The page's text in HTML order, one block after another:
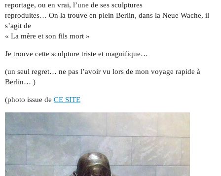
reportage, ou en vrai, l’une de ses sculptures
reproduites… On la trouve en plein Berlin, dans la Neue Wache, il
s’agit de
« La mère et son fils mort »
Je trouve cette sculpture triste et magnifique…
(un seul regret… ne pas l’avoir vu lors de mon voyage rapide à
Berlin… )
(photo issue de CE SITE